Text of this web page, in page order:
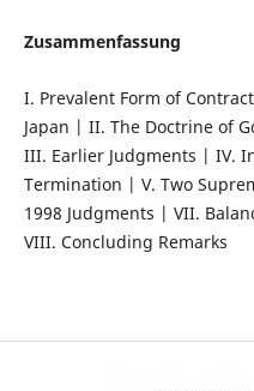
Zusammenfassung
I. Prevalent Form of
Japan | II. The Doctrine of
III. Earlier Judgments | IV.
Termination | V. Two
1998 Judgments | VII.
VIII. Concluding Remarks